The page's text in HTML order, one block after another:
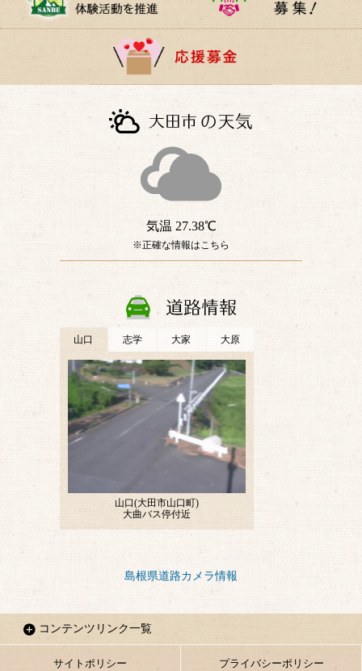
島根県道路カメラ情報
コンテンツリンク一覧
サイトポリシー プライバシーポリシー